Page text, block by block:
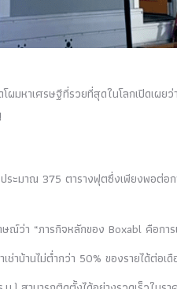
าเศรษฐีที่รวยที่สุดในโลกเปิดเผยว่
ระมาณ 375 ตารางฟุตซึ่งเพียงพอต่อ
ณ์ว่า “ภารกิจหลักของ Boxabl คือกา
าบ้านไม่ต่ำกว่า 50% ของรายได้ต่อเดื